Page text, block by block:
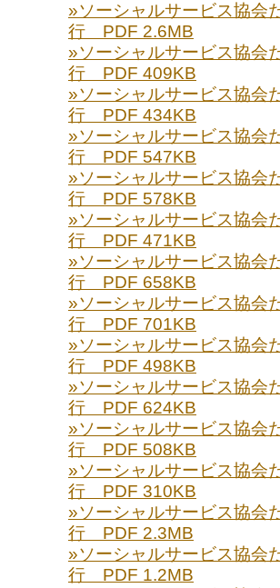
»ソーシャルサービス協
行 PDF 2.6MB
»ソーシャルサービス協
行 PDF 409KB
»ソーシャルサービス協
行 PDF 434KB
»ソーシャルサービス協
行 PDF 547KB
»ソーシャルサービス協
行 PDF 578KB
»ソーシャルサービス協
行 PDF 471KB
»ソーシャルサービス協
行 PDF 658KB
»ソーシャルサービス協
行 PDF 701KB
»ソーシャルサービス協
行 PDF 498KB
»ソーシャルサービス協
行 PDF 624KB
»ソーシャルサービス協
行 PDF 508KB
»ソーシャルサービス協
行 PDF 310KB
»ソーシャルサービス協
行 PDF 2.3MB
»ソーシャルサービス協
行 PDF 1.2MB